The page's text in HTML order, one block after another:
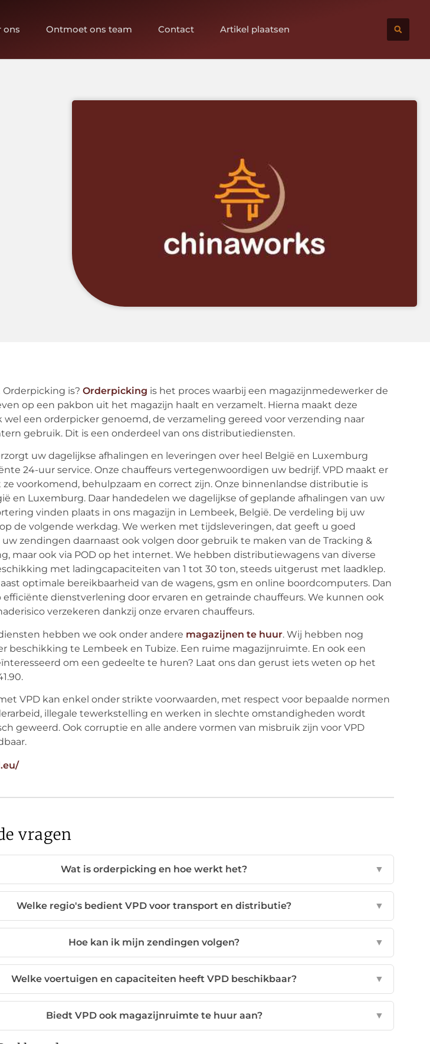
ons Ontmoet ons team Contact Artikel plaatsen
is? Orderpicking is het proces waarbij een magazijnmedewerker de
op een pakbon uit het magazijn haalt en verzamelt. Hierna maakt deze
wel een orderpicker genoemd, de verzameling gereed voor verzending naar
gebruik. Dit is een onderdeel van ons distributiediensten.
uw dagelijkse afhalingen en leveringen over heel België en Luxemburg
24-uur service. Onze chauffeurs vertegenwoordigen uw bedrijf. VPD maakt er
voorkomend, behulpzaam en correct zijn. Onze binnenlandse distributie is
en Luxemburg. Daar handedelen we dagelijkse of geplande afhalingen van uw
vinden plaats in ons magazijn in Lembeek, België. De verdeling bij uw
de volgende werkdag. We werken met tijdsleveringen, dat geeft u goed
zendingen daarnaast ook volgen door gebruik te maken van de Tracking &
maar ook via POD op het internet. We hebben distributiewagens van diverse
met ladingcapaciteiten van 1 tot 30 ton, steeds uitgerust met laadklep.
optimale bereikbaarheid van de wagens, gsm en online boordcomputers. Dan
dienstverlening door ervaren en getrainde chauffeurs. We kunnen ook
verzekeren dankzij onze ervaren chauffeurs.
hebben we ook onder andere magazijnen te huur. Wij hebben nog
beschikking te Lembeek en Tubize. Een ruime magazijnruimte. En ook een
om een gedeelte te huren? Laat ons dan gerust iets weten op het
VPD kan enkel onder strikte voorwaarden, met respect voor bepaalde normen
illegale tewerkstelling en werken in slechte omstandigheden wordt
geweerd. Ook corruptie en alle andere vormen van misbruik zijn voor VPD
vragen
Wat is orderpicking en hoe werkt het? ▼
Welke regio's bedient VPD voor transport en distributie? ▼
Hoe kan ik mijn zendingen volgen? ▼
Welke voertuigen en capaciteiten heeft VPD beschikbaar? ▼
Biedt VPD ook magazijnruimte te huur aan? ▼